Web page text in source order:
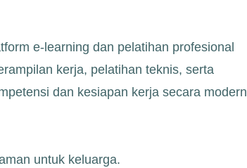
e-learning dan pelatihan profesional
kerja, pelatihan teknis, serta
dan kesiapan kerja secara modern
untuk keluarga.